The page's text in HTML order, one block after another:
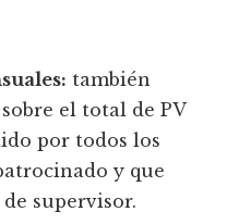
también
el total de PV
por todos los
y que
supervisor.